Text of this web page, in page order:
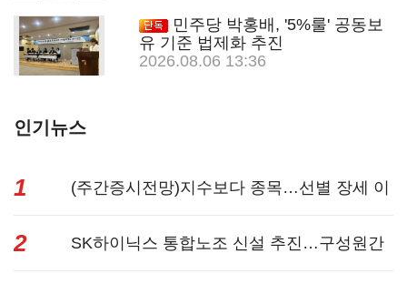
민주당 박홍배, '5%룰' 공동보
유 기준 법제화 추진
2026.08.06 13:36
인기뉴스
1 (주간증시전망)지수보다 종목…선별 장세 이
어진다...
2 SK하이닉스 통합노조 신설 추진…구성원간